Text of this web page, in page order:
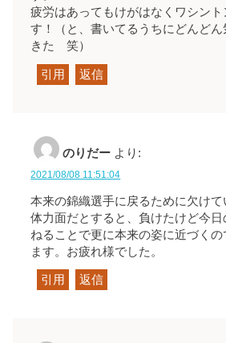
疲労はあってもけがはなくワシン
す！（と、書いてるうちにどんどん
きた 笑）
引用 返信
のりだー より:
2021/08/08 11:51:04
本来の錦織選手に戻るために欠け
体力面だとすると、負けたけど今
ねることで更に本来の姿に近づく
ます。お疲れ様でした。
引用 返信